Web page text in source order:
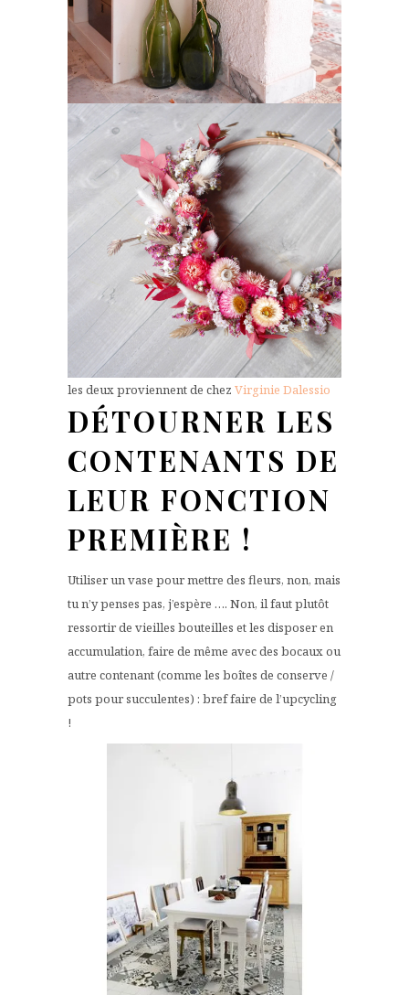
les deux proviennent de chez Virginie Dalessio
DÉTOURNER LES
CONTENANTS DE
LEUR FONCTION
PREMIÈRE !
Utiliser un vase pour mettre des fleurs, non, mais
tu n’y penses pas, j’espère …. Non, il faut plutôt
ressortir de vieilles bouteilles et les disposer en
accumulation, faire de même avec des bocaux ou
autre contenant (comme les boîtes de conserve /
pots pour succulentes) : bref faire de l’upcycling
!